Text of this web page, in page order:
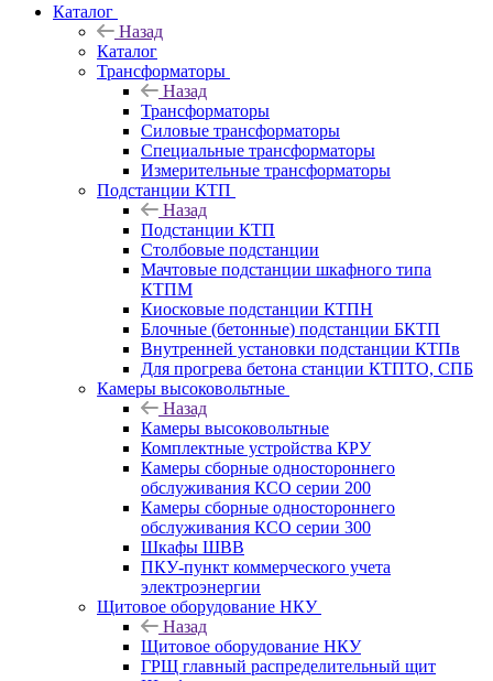
Каталог
Назад
Каталог
Трансформаторы
Назад
Трансформаторы
Силовые трансформаторы
Специальные трансформаторы
Измерительные трансформаторы
Подстанции КТП
Назад
Подстанции КТП
Столбовые подстанции
Мачтовые подстанции шкафного типа
КТПМ
Киосковые подстанции КТПН
Блочные (бетонные) подстанции БКТП
Внутренней установки подстанции КТПв
Для прогрева бетона станции КТПТО, СПБ
Камеры высоковольтные
Назад
Камеры высоковольтные
Комплектные устройства КРУ
Камеры сборные одностороннего
обслуживания КСО серии 200
Камеры сборные одностороннего
обслуживания КСО серии 300
Шкафы ШВВ
ПКУ-пункт коммерческого учета
электроэнергии
Щитовое оборудование НКУ
Назад
Щитовое оборудование НКУ
ГРЩ главный распределительный щит